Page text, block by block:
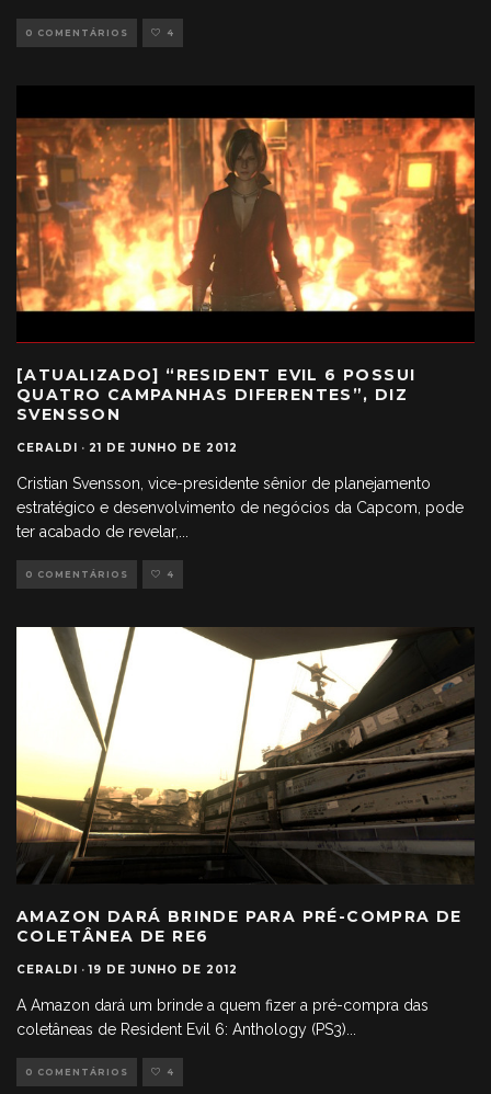
0 COMENTÁRIOS 4
[ATUALIZADO] “RESIDENT EVIL 6 POSSUI
QUATRO CAMPANHAS DIFERENTES”, DIZ
SVENSSON
CERALDI · 21 DE JUNHO DE 2012
Cristian Svensson, vice-presidente sênior de planejamento
estratégico e desenvolvimento de negócios da Capcom, pode
ter acabado de revelar,
0 COMENTÁRIOS 4
AMAZON DARÁ BRINDE PARA PRÉ-COMPRA DE
COLETÂNEA DE RE6
CERALDI · 19 DE JUNHO DE 2012
A Amazon dará um brinde a quem fizer a pré-compra das
coletâneas de Resident Evil 6: Anthology (PS3)
0 COMENTÁRIOS 4